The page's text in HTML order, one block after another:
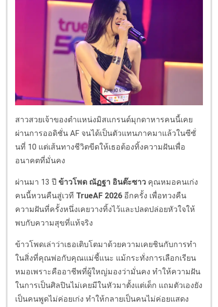
สาวสวยเจ้าของตำแหน่งมิสแกรนด์มุกดาหารคนนี้เคย
ผ่านการออดิชั่น AF จนได้เป็นตัวแทนภาคมาแล้วในซีซั่
นที่ 10 แต่เส้นทางชีวิตขีดให้เธอต้องทิ้งความฝันเพื่อ
อนาคตที่มั่นคง
ผ่านมา 13 ปี ข้าวโพด ณัฏฐา อินต๊ะซาว คุณหมอคนเก่ง
คนนี้หวนคืนสู่เวที TrueAF 2026 อีกครั้ง เพื่อทวงคืน
ความฝันที่ครั้งหนึ่งเคยวางทิ้งไว้และปลดปล่อยหัวใจให้
พบกับความสุขที่แท้จริง
ข้าวโพดเล่าว่าเธอเติบโตมาด้วยความเคยชินกับการทำ
ในสิ่งที่คุณพ่อกับคุณแม่ชี้แนะ แม้กระทั่งการเลือกเรียน
หมอเพราะคืออาชีพที่ผู้ใหญ่มองว่ามั่นคง ทำให้ความฝัน
ในการเป็นศิลปินไม่เคยมีในหัวมาตั้งแต่เด็ก แถมตัวเองยัง
เป็นคนพูดไม่ค่อยเก่ง ทำให้กลายเป็นคนไม่ค่อยแสดง